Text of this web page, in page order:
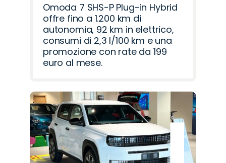
Omoda 7 SHS-P Plug-in Hybrid
offre fino a 1.200 km di
autonomia, 92 km in elettrico,
consumi di 2,3 l/100 km e una
promozione con rate da 199
euro al mese.